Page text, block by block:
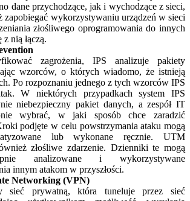
dane przychodzące, jak i wychodzące z sieci,
zapobiegać wykorzystywaniu urządzeń w sieci
złośliwego oprogramowania do innych
nią łączą.
zagrożenia, IPS analizuje pakiety
wzorców, o których wiadomo, że istnieją
Po rozpoznaniu jednego z tych wzorców IPS
W niektórych przypadkach system IPS
niebezpieczny pakiet danych, a zespół IT
wybrać, w jaki sposób chce zaradzić
podjęte w celu powstrzymania ataku mogą
lub wykonane ręcznie. UTM
złośliwe zdarzenie. Dzienniki te mogą
analizowane i wykorzystywane
innym atakom w przyszłości.
Networking (VPN)
sieć prywatną, która tuneluje przez sieć